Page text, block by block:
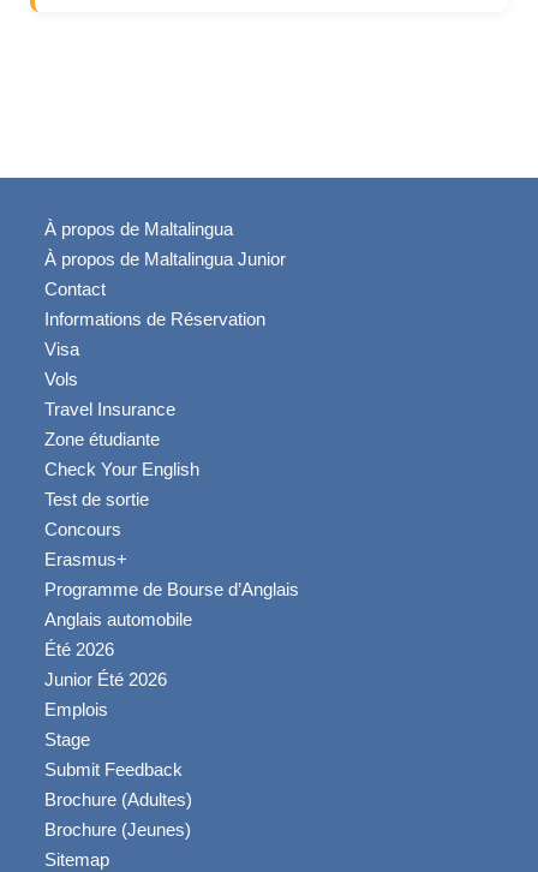
À propos de Maltalingua
À propos de Maltalingua Junior
Contact
Informations de Réservation
Visa
Vols
Travel Insurance
Zone étudiante
Check Your English
Test de sortie
Concours
Erasmus+
Programme de Bourse d’Anglais
Anglais automobile
Été 2026
Junior Été 2026
Emplois
Stage
Submit Feedback
Brochure (Adultes)
Brochure (Jeunes)
Sitemap